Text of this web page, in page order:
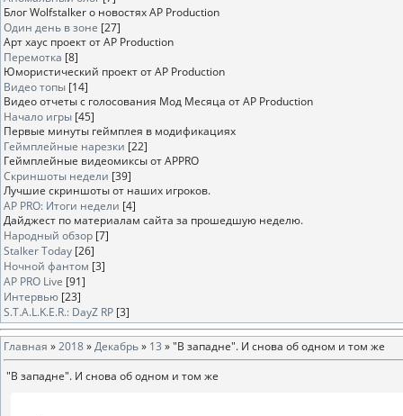
Блог Wolfstalker о новостях AP Production
Один день в зоне [27]
Арт хаус проект от AP Production
Перемотка [8]
Юмористический проект от AP Production
Видео топы [14]
Видео отчеты с голосования Мод Месяца от AP Production
Начало игры [45]
Первые минуты геймплея в модификациях
Геймплейные нарезки [22]
Геймплейные видеомиксы от APPRO
Скриншоты недели [39]
Лучшие скриншоты от наших игроков.
AP PRO: Итоги недели [4]
Дайджест по материалам сайта за прошедшую неделю.
Народный обзор [7]
Stalker Today [26]
Ночной фантом [3]
AP PRO Live [91]
Интервью [23]
S.T.A.L.K.E.R.: DayZ RP [3]
Главная »2018»Декабрь» 13 » "В западне". И снова об одном и том же
"В западне". И снова об одном и том же